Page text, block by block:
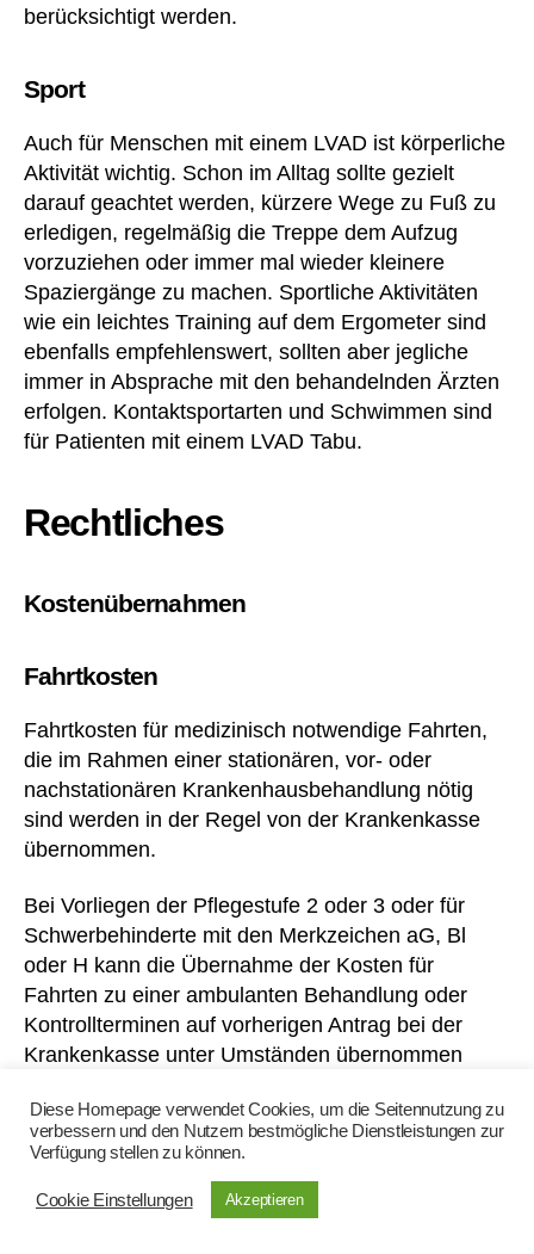
berücksichtigt werden.
Sport
Auch für Menschen mit einem LVAD ist körperliche
Aktivität wichtig. Schon im Alltag sollte gezielt
darauf geachtet werden, kürzere Wege zu Fuß zu
erledigen, regelmäßig die Treppe dem Aufzug
vorzuziehen oder immer mal wieder kleinere
Spaziergänge zu machen. Sportliche Aktivitäten
wie ein leichtes Training auf dem Ergometer sind
ebenfalls empfehlenswert, sollten aber jegliche
immer in Absprache mit den behandelnden Ärzten
erfolgen. Kontaktsportarten und Schwimmen sind
für Patienten mit einem LVAD Tabu.
Rechtliches
Kostenübernahmen
Fahrtkosten
Fahrtkosten für medizinisch notwendige Fahrten,
die im Rahmen einer stationären, vor- oder
nachstationären Krankenhausbehandlung nötig
sind werden in der Regel von der Krankenkasse
übernommen.
Bei Vorliegen der Pflegestufe 2 oder 3 oder für
Schwerbehinderte mit den Merkzeichen aG, Bl
oder H kann die Übernahme der Kosten für
Fahrten zu einer ambulanten Behandlung oder
Kontrollterminen auf vorherigen Antrag bei der
Krankenkasse unter Umständen übernommen
Gerinnungsmessgerät
Nach erfolgreicher Teilnahme an einer Schulung
d
n
(§
§
6
8
S
G
B
I
X
),
A
n
ot
et
Bl
c
k
,
Bl
ut
er
d
ü
u
n
c
o
nt
ro
Diese Homepage verwendet Cookies, um die Seitennutzung zu
verbessern und den Nutzern bestmögliche Dienstleistungen zur
Verfügung stellen zu können.
Cookie Einstellungen Akzeptieren